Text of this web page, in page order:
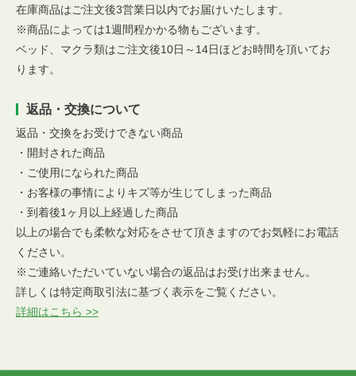
在庫商品はご注文後3営業日以内でお届けいたします。
※商品によっては1週間程かかる物もございます。
ベッド、マクラ類はご注文後10日～14日ほどお時間を頂いてお
ります。
返品・交換について
返品・交換をお受けできない商品
・開封された商品
・ご使用になられた商品
・お客様の事情によりキズ等が生じてしまった商品
・到着後1ヶ月以上経過した商品
以上の場合でも柔軟な対応をさせて頂きますのでお気軽にお電話
ください。
※ご連絡いただいていない場合の返品はお受け出来ません。
詳しくは特定商取引法に基づく表示をご覧ください。
詳細はこちら >>